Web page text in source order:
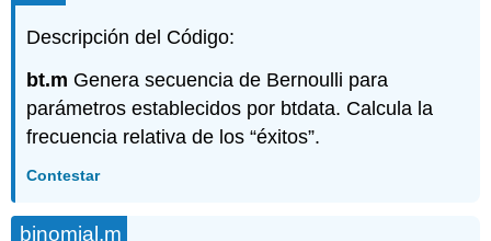
Descripción del Código:
bt.m Genera secuencia de Bernoulli para
parámetros establecidos por btdata. Calcula la
frecuencia relativa de los “éxitos”.
Contestar
binomial.m